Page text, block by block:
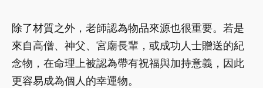
除了材質之外，老師認為物品來源也很重要。若是
來自高僧、神父、宮廟長輩，或成功人士贈送的紀
念物，在命理上被認為帶有祝福與加持意義，因此
更容易成為個人的幸運物。